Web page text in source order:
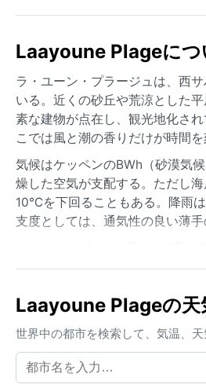
Laayoune Plageにつ
ラ・ユーン・プラージュは、西
いる。近くの砂丘や荒涼とした
素な建物が点在し、観光地化さ
こでは風と潮の香りだけが時間を
気候はケッペンのBWh（砂漠気
燥した空気が支配する。ただし
10℃を下回ることもある。降雨
支度としては、通気性の良い薄
雪も皆無。ただし特筆すべき現
な天候が続く場所だ。
Laayoune Plageの天
世界中の都市を検索して、気温、